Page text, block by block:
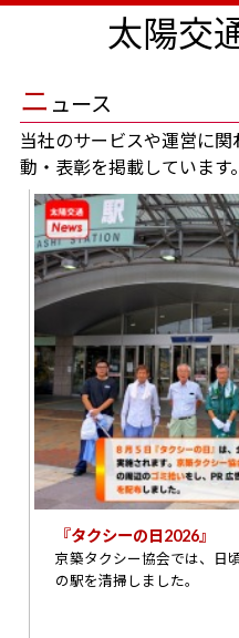
太陽交
ニ ュース
当社のサービスや運営に
動・表彰を掲載しています。
『タクシーの日2026』
京築タクシー協会では、日
の駅を清掃しました。